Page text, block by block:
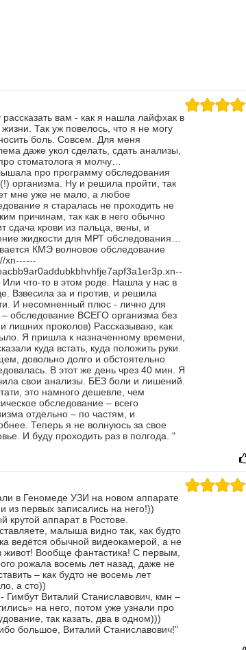
рассказать вам - как я нашла лайфхак в
Так уж повелось, что я не могу
боль. Совсем. Для меня
даже укол сделать, сдать анализы,
стоматолога я молчу…
про программу обследования
организма. Ну и решила пройти, так
мне уже не мало, а любое
я старалась не проходить не
причинам, так как в него обычно
сдача крови из пальца, вены, и
жидкости для МРТ обследования…
КМЭ волновое обследование
xn------
Или что-то в этом роде. Нашла у нас в
Взвесила за и против, и решила
И несомненный плюс - лично для
обследование ВСЕГО организма без
лишних проколов) Рассказываю, как
Я пришла к назначенному времени,
куда встать, куда положить руки.
довольно долго и обстоятельно
В этот же день чрез 40 мин. Я
свои анализы. БЕЗ боли и лишений.
это намного дешевле, чем
обследование – всего
отдельно – по частям, и
Теперь я не волнуюсь за свое
И буду проходить раз в полгода. "
в Геномеде УЗИ на новом аппарате
из первых записались на него!))
крутой аппарат в Ростове.
малыша видно так, как будто
ведётся обычной видеокамерой, а не
живот! Вообще фантастика! С первым,
рожала восемь лет назад, даже не
– как будто не восемь лет
а сто))
Гимбут Виталий Станиславович, кмн –
на него, потом уже узнали про
так казать, два в одном)))
большое, Виталий Станиславович!"